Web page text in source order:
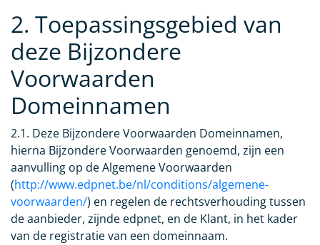
2. Toepassingsgebied van
deze Bijzondere
Voorwaarden
Domeinnamen
2.1. Deze Bijzondere Voorwaarden Domeinnamen,
hierna Bijzondere Voorwaarden genoemd, zijn een
aanvulling op de Algemene Voorwaarden
(http://www.edpnet.be/nl/conditions/algemene-
voorwaarden/) en regelen de rechtsverhouding tussen
de aanbieder, zijnde edpnet, en de Klant, in het kader
van de registratie van een domeinnaam.